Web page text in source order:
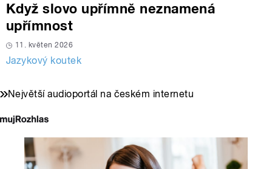
Když slovo upřímně neznamená
upřímnost
11. květen 2026
Jazykový koutek
Největší audioportál na českém internetu